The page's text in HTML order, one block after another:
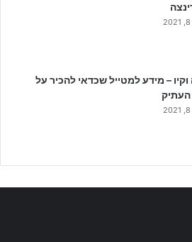
וקיו – מידע למטייל שכדאי להכיר על